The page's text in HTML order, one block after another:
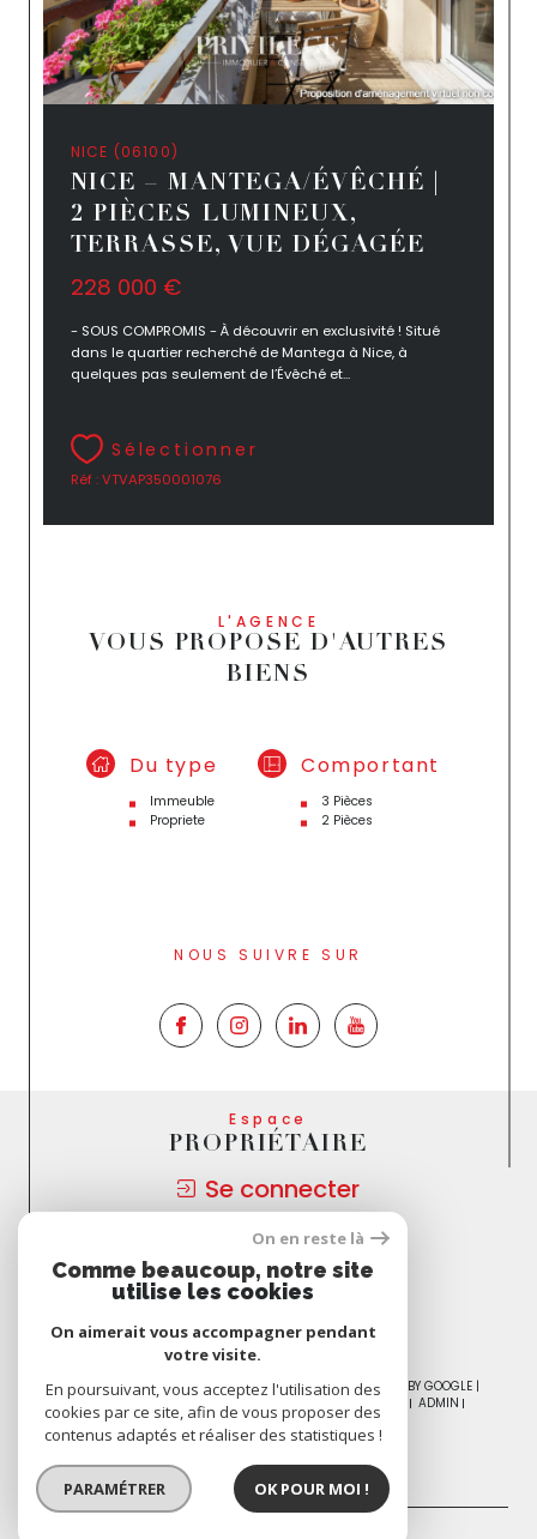
NICE (06100)
NICE – MANTEGA/ÉVÊCHÉ |
2 PIÈCES LUMINEUX,
TERRASSE, VUE DÉGAGÉE
228 000 €
- SOUS COMPROMIS - À découvrir en exclusivité ! Situé
dans le quartier recherché de Mantega à Nice, à
quelques pas seulement de l’Évêché et...
Sélectionner
Réf : VTVAP350001076
L'AGENCE
VOUS PROPOSE D'AUTRES
BIENS
Du type
Immeuble
Propriete
Comportant
3 Pièces
2 Pièces
NOUS SUIVRE SUR
Espace
PROPRIÉTAIRE
Se connecter
Nous
ADHÉRONS
© 2026 | TOUS DROITS RÉSERVÉS | TRADUCTION POWERED BY GOOGLE |
NOS HONORAIRES
PLAN DU SITE MENTIONS LÉGALES
ADMIN
NOS PARTENAIRES
POLITIQUE RGPD COOKIES
On en reste là
Comme beaucoup, notre site
utilise les cookies
On aimerait vous accompagner pendant
votre visite.
En poursuivant, vous acceptez l'utilisation des
cookies par ce site, afin de vous proposer des
contenus adaptés et réaliser des statistiques !
PARAMÉTRER OK POUR MOI !